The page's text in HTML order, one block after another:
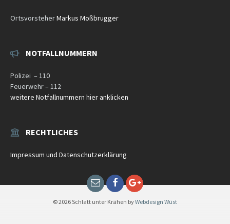
OrtsvorsteherMarkus Moßbrugger
NOTFALLNUMMERN
Polizei – 110
Feuerwehr – 112
weitere Notfallnummern hier anklicken
RECHTLICHES
Impressum und Datenschutzerklärung
EmailFacebookGoogle+
© 2026 Schlatt unter Krähen byWebdesign Wüst